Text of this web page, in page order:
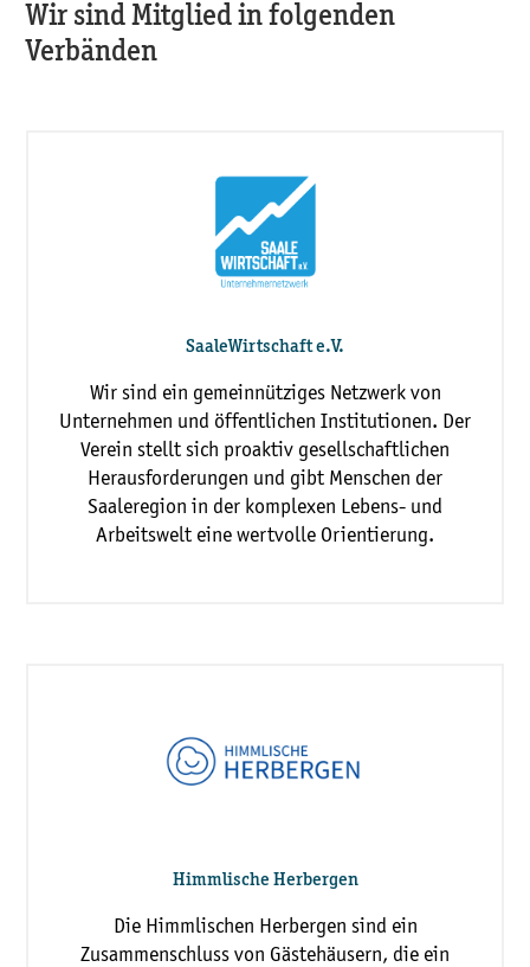
Wir sind Mitglied in folgenden
Verbänden
SaaleWirtschaft e.V.
Wir sind ein gemeinnütziges Netzwerk von
Unternehmen und öffentlichen Institutionen. Der
Verein stellt sich proaktiv gesellschaftlichen
Herausforderungen und gibt Menschen der
Saaleregion in der komplexen Lebens- und
Arbeitswelt eine wertvolle Orientierung.
Himmlische Herbergen
Die Himmlischen Herbergen sind ein
Zusammenschluss von Gästehäusern, die ein